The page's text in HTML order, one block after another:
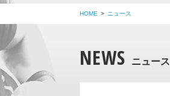
HOME ニュース
NEWS ニュース